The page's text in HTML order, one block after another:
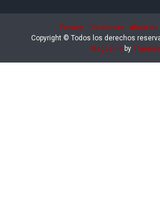
Privacy Disclaimer About Us
Copyright © Todos los derechos
Magazine by